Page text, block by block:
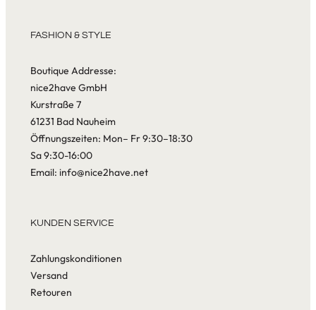
FASHION & STYLE
Boutique Addresse:
nice2have GmbH
Kurstraße 7
61231 Bad Nauheim
Öffnungszeiten: Mon– Fr 9:30–18:30
Sa 9:30-16:00
Email: info@nice2have.net
KUNDEN SERVICE
Zahlungskonditionen
Versand
Retouren